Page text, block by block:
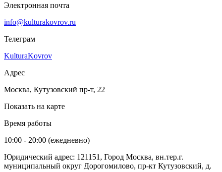
Электронная почта
info@kulturakovrov.ru
Телеграм
KulturaKovrov
Адрес
Москва, Кутузовский пр-т, 22
Показать на карте
Время работы
10:00 - 20:00 (ежедневно)
Юридический адрес: 121151, Город Москва, вн.тер.г.
муниципальный округ Дорогомилово, пр-кт Кутузовский, д.